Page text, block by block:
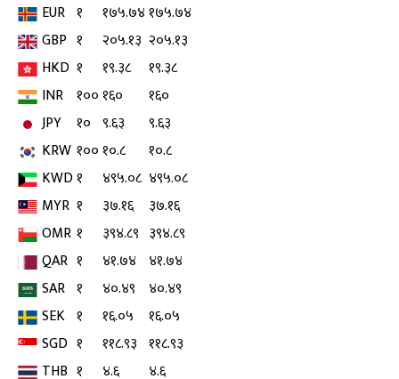
EUR १ १७५.७४१७५.७४
GBP १ २०५.१३ २०५.१३
HKD १ १९.३८
१९.३८
INR १००१६०
१६०
JPY
१० ९.६३
९.६३
KRW १००१०.८
१०.८
KWD१ ४९५.०८ ४९५.०८
MYR १ ३७.१६
३७.१६
OMR १ ३९४.८९ ३९४.८९
QAR १ ४१.७४ ४१.७४
SAR १ ४०.४९
४०.४९
SEK १ १६.०५
१६.०५
SGD १ ११८.९३ ११८.९३
THB १ ४.६
४.६